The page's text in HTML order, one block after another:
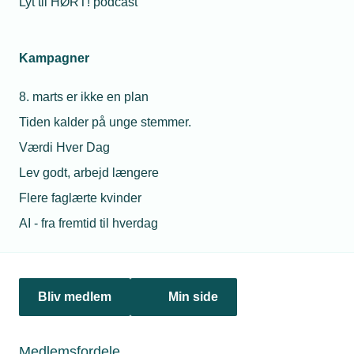
Kampagner
8. marts er ikke en plan
Tiden kalder på unge stemmer.
Værdi Hver Dag
Lev godt, arbejd længere
Flere faglærte kvinder
AI - fra fremtid til hverdag
Bliv medlem Min side
Politik & analyse
jura@tekniq.dk
tekniq@tekniq.dk